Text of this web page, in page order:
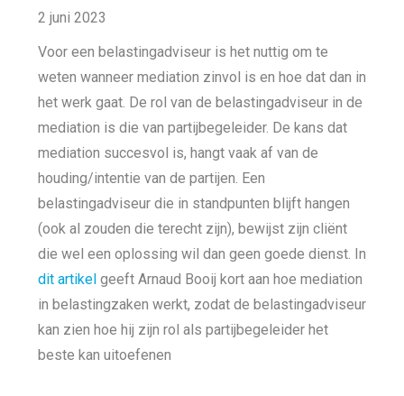
2 juni 2023
Voor een belastingadviseur is het nuttig om te
weten wanneer mediation zinvol is en hoe dat dan in
het werk gaat. De rol van de belastingadviseur in de
mediation is die van partijbegeleider. De kans dat
mediation succesvol is, hangt vaak af van de
houding/intentie van de partijen. Een
belastingadviseur die in standpunten blijft hangen
(ook al zouden die terecht zijn), bewijst zijn cliënt
die wel een oplossing wil dan geen goede dienst. In
dit artikel geeft Arnaud Booij kort aan hoe mediation
in belastingzaken werkt, zodat de belastingadviseur
kan zien hoe hij zijn rol als partijbegeleider het
beste kan uitoefenen